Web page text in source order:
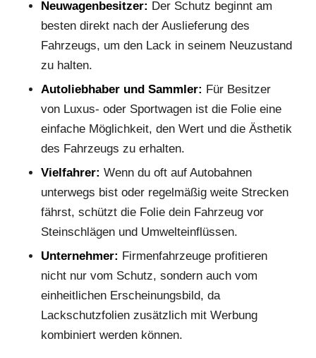
Neuwagenbesitzer: Der Schutz beginnt am
besten direkt nach der Auslieferung des
Fahrzeugs, um den Lack in seinem Neuzustand
zu halten.
Autoliebhaber und Sammler: Für Besitzer
von Luxus- oder Sportwagen ist die Folie eine
einfache Möglichkeit, den Wert und die Ästhetik
des Fahrzeugs zu erhalten.
Vielfahrer: Wenn du oft auf Autobahnen
unterwegs bist oder regelmäßig weite Strecken
fährst, schützt die Folie dein Fahrzeug vor
Steinschlägen und Umwelteinflüssen.
Unternehmer: Firmenfahrzeuge profitieren
nicht nur vom Schutz, sondern auch vom
einheitlichen Erscheinungsbild, da
Lackschutzfolien zusätzlich mit Werbung
kombiniert werden können.